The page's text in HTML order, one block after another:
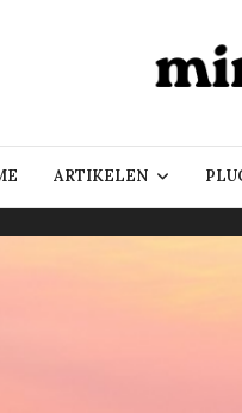
ARTIKELEN